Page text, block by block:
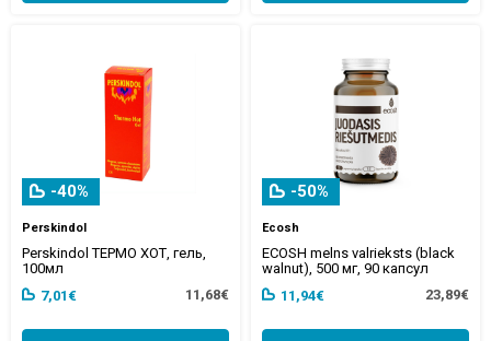
-40%
Perskindol
Perskindol ТЕРМО ХОТ, гель,
100мл
7,01€
11,68€
-50%
Ecosh
ECOSH melns valrieksts (black
walnut), 500 мг, 90 капсул
11,94€
23,89€